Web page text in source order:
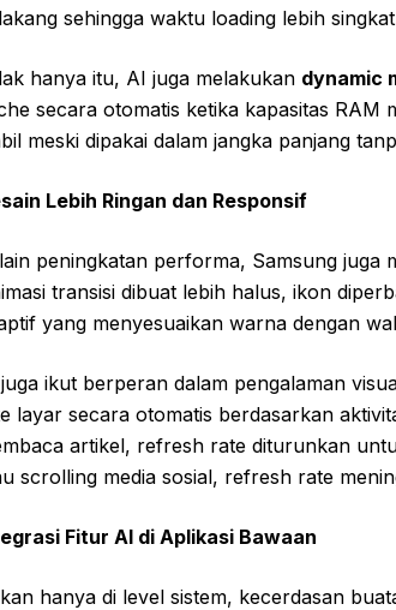
sehingga waktu loading lebih
hanya itu, AI juga melakukan dynamic
secara otomatis ketika kapasitas
meski dipakai dalam jangka panjang
Lebih Ringan dan Responsif
peningkatan performa, Samsung juga
transisi dibuat lebih halus, ikon
yang menyesuaikan warna dengan
ikut berperan dalam pengalaman
layar secara otomatis berdasarkan
artikel, refresh rate diturunkan
scrolling media sosial, refresh rate
Fitur AI di Aplikasi Bawaan
hanya di level sistem, kecerdasan